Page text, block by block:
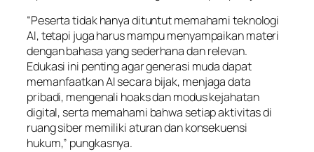
“Peserta tidak hanya dituntut memahami teknologi
AI, tetapi juga harus mampu menyampaikan materi
dengan bahasa yang sederhana dan relevan.
Edukasi ini penting agar generasi muda dapat
memanfaatkan AI secara bijak, menjaga data
pribadi, mengenali hoaks dan modus kejahatan
digital, serta memahami bahwa setiap aktivitas di
ruang siber memiliki aturan dan konsekuensi
hukum,” pungkasnya.